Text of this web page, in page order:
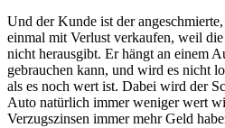
Und der Kunde ist der
einmal mit Verlust verkaufen, weil
nicht herausgibt. Er hängt an einem
gebrauchen kann, und wird es nicht
als es noch wert ist. Dabei wird der
Auto natürlich immer weniger wert
Verzugszinsen immer mehr Geld